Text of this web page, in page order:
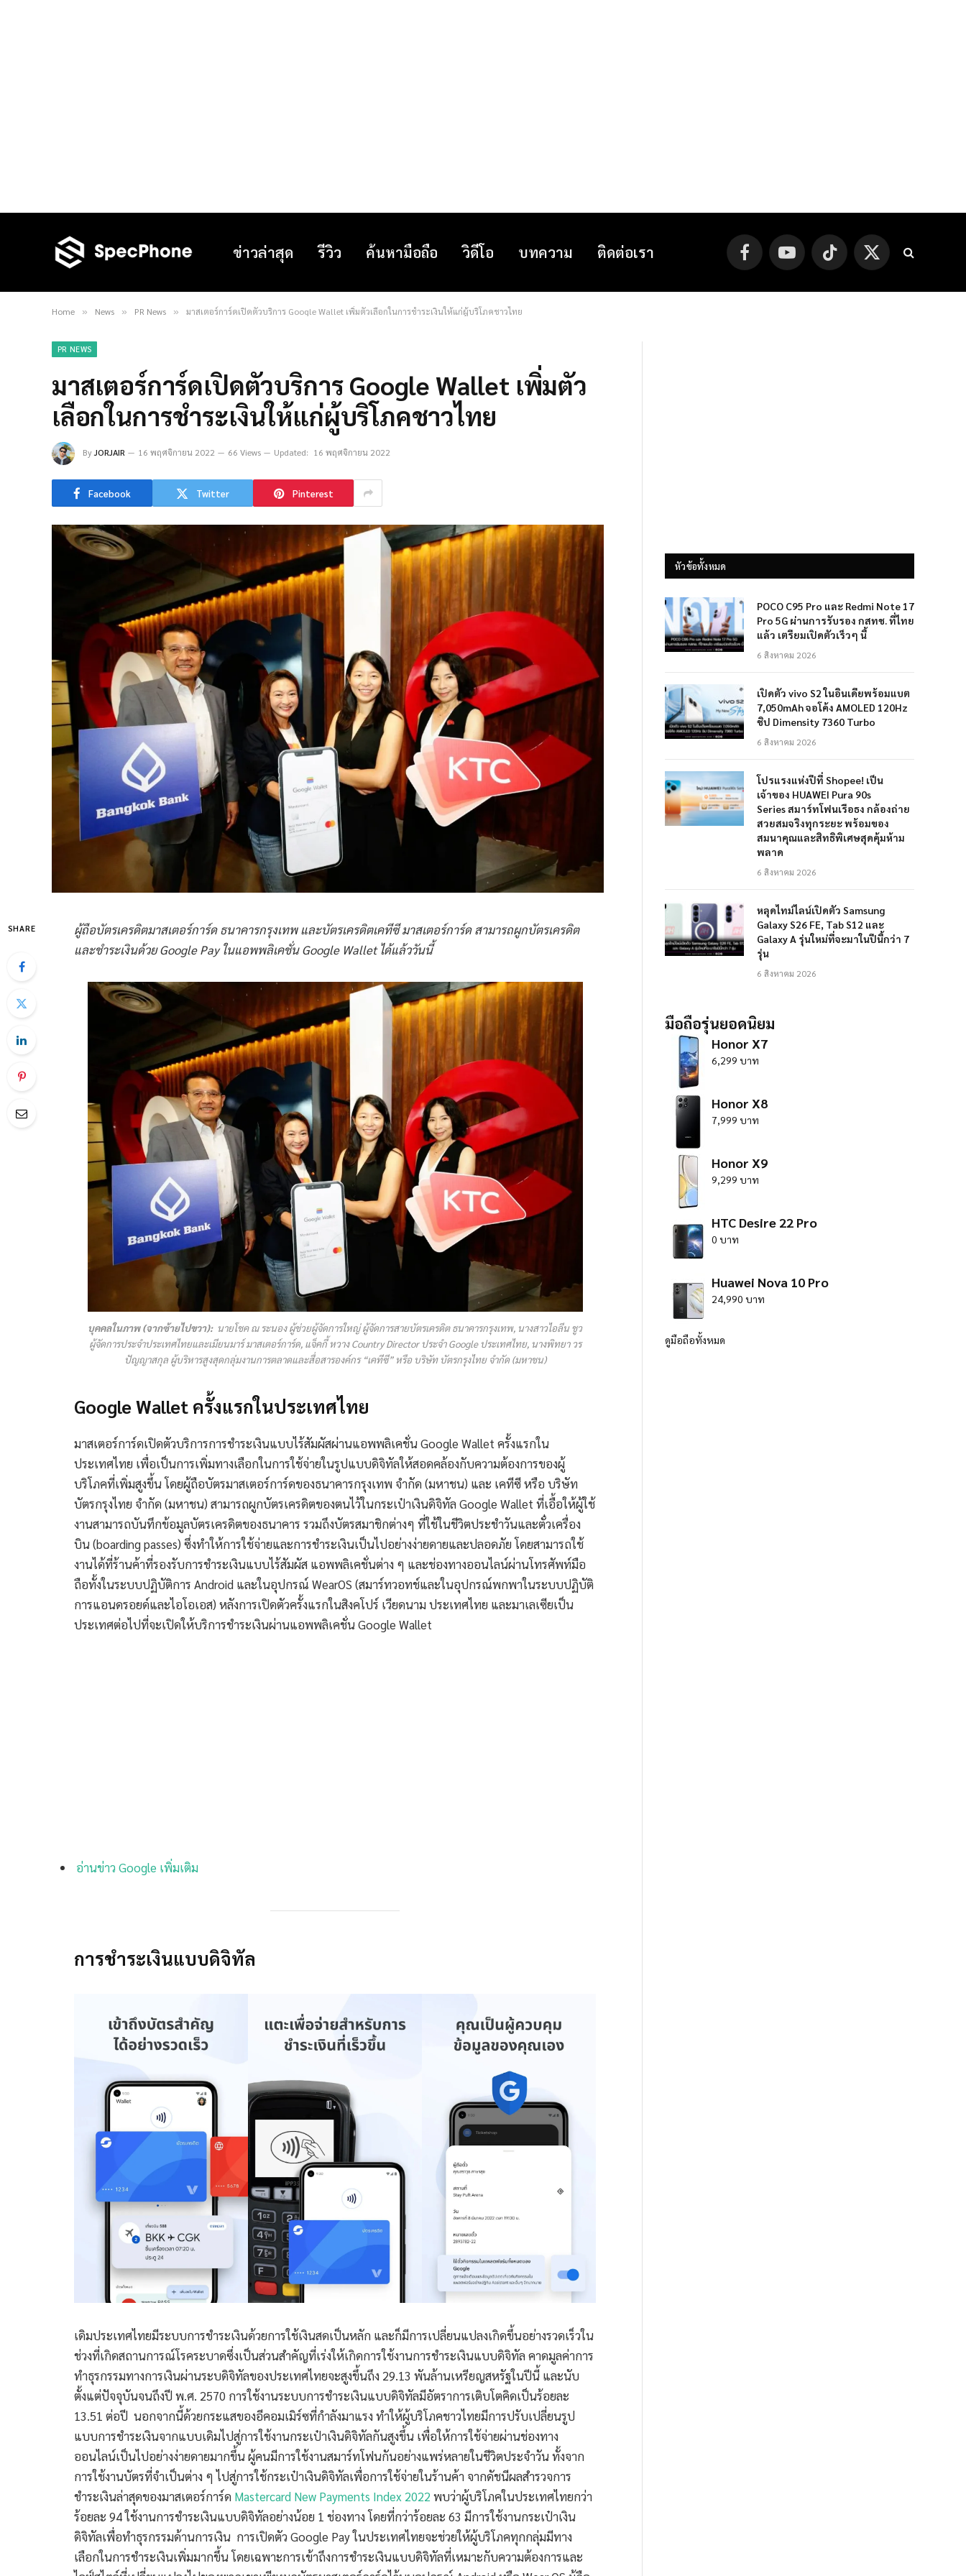
ข่าวล่าสุด รีวิว ค้นหามือถือ วิดีโอ บทความ ติดต่อเรา FacebookYouTube TikTok
X
(Twitter)
Home » News » PR News » มาสเตอร์การ์ดเปิดตัวบริการ Google Wallet เพิ่มตัวเลือกในการชำระเงินให้แก่ผู้บริโภคชาวไทย
PR NEWS
มาสเตอร์การ์ดเปิดตัวบริการ Google Wallet เพิ่มตัว
เลือกในการชำระเงินให้แก่ผู้บริโภคชาวไทย
ByJORJAIR 16 พฤศจิกายน 2022 66 Views Updated: 16 พฤศจิกายน 2022
Facebook Twitter Pinterest
SHARE
ผู้ถือบัตรเครดิตมาสเตอร์การ์ด ธนาคารกรุงเทพ และบัตรเครดิตเคทีซี มาสเตอร์การ์ด สามารถผูกบัตรเครดิต
และชำระเงินด้วย Google Pay ในแอพพลิเคชั่น Google Wallet ได้แล้ววันนี้
บุคคลในภาพ (จากซ้ายไปขวา):นายโชค ณ ระนอง ผู้ช่วยผู้จัดการใหญ่ ผู้จัดการสายบัตรเครดิต ธนาคารกรุงเทพ, นางสาวไอลีน ชูว
ผู้จัดการประจำประเทศไทยและเมียนมาร์ มาสเตอร์การ์ด, แจ็คกี้ หวาง Country Director ประจำ Google ประเทศไทย, นางพิทยา วร
ปัญญาสกุล ผู้บริหารสูงสุดกลุ่มงานการตลาดและสื่อสารองค์กร “เคทีซี” หรือ บริษัท บัตรกรุงไทย จำกัด (มหาชน)
Google Wallet ครั้งแรกในประเทศไทย
มาสเตอร์การ์ดเปิดตัวบริการการชำระเงินแบบไร้สัมผัสผ่านแอพพลิเคชั่น Google Wallet ครั้งแรกใน
ประเทศไทย เพื่อเป็นการเพิ่มทางเลือกในการใช้จ่ายในรูปแบบดิจิทัลให้สอดคล้องกับความต้องการของผู้
บริโภคที่เพิ่มสูงขึ้น โดยผู้ถือบัตรมาสเตอร์การ์ดของธนาคารกรุงเทพ จำกัด (มหาชน) และ เคทีซี หรือ บริษัท
บัตรกรุงไทย จำกัด (มหาชน) สามารถผูกบัตรเครดิตของตนไว้ในกระเป๋าเงินดิจิทัล Google Wallet ที่เอื้อให้ผู้ใช้
งานสามารถบันทึกข้อมูลบัตรเครดิตของธนาคาร รวมถึงบัตรสมาชิกต่างๆ ที่ใช้ในชีวิตประชำวันและตั๋วเครื่อง
บิน (boarding passes) ซึ่งทำให้การใช้จ่ายและการชำระเงินเป็นไปอย่างง่ายดายและปลอดภัย โดยสามารถใช้
งานได้ที่ร้านค้าที่รองรับการชำระเงินแบบไร้สัมผัส แอพพลิเคชั่นต่าง ๆ และช่องทางออนไลน์ผ่านโทรศัพท์มือ
ถือทั้งในระบบปฏิบัติการ Android และในอุปกรณ์ WearOS (สมาร์ทวอทช์และในอุปกรณ์พกพาในระบบปฏิบัติ
การแอนดรอยด์และไอโอเอส) หลังการเปิดตัวครั้งแรกในสิงคโปร์ เวียดนาม ประเทศไทย และมาเลเซียเป็น
ประเทศต่อไปที่จะเปิดให้บริการชำระเงินผ่านแอพพลิเคชั่น Google Wallet
อ่านข่าว Google เพิ่มเติม
การชำระเงินแบบดิจิทัล
เดิมประเทศไทยมีระบบการชำระเงินด้วยการใช้เงินสดเป็นหลัก และก็มีการเปลี่ยนแปลงเกิดขึ้นอย่างรวดเร็วใน
ช่วงที่เกิดสถานการณ์โรคระบาดซึ่งเป็นส่วนสำคัญที่เร่งให้เกิดการใช้งานการชำระเงินแบบดิจิทัล คาดมูลค่าการ
ทำธุรกรรมทางการเงินผ่านระบดิจิทัลของประเทศไทยจะสูงขึ้นถึง 29.13 พันล้านเหรียญสหรัฐในปีนี้ และนับ
ตั้งแต่ปัจจุบันจนถึงปี พ.ศ. 2570 การใช้งานระบบการชำระเงินแบบดิจิทัลมีอัตราการเติบโตคิดเป็นร้อยละ
13.51 ต่อปี นอกจากนี้ด้วยกระแสของอีคอมเมิร์ซที่กำลังมาแรง ทำให้ผู้บริโภคชาวไทยมีการปรับเปลี่ยนรูป
แบบการชำระเงินจากแบบเดิมไปสู่การใช้งานกระเป๋าเงินดิจิทัลกันสูงขึ้น เพื่อให้การใช้จ่ายผ่านช่องทาง
ออนไลน์เป็นไปอย่างง่ายดายมากขึ้น ผู้คนมีการใช้งานสมาร์ทโฟนกันอย่างแพร่หลายในชีวิตประจำวัน ทั้งจาก
การใช้งานบัตรที่จำเป็นต่าง ๆ ไปสู่การใช้กระเป๋าเงินดิจิทัลเพื่อการใช้จ่ายในร้านค้า จากดัชนีผลสำรวจการ
ชำระเงินล่าสุดของมาสเตอร์การ์ด Mastercard New Payments Index 2022 พบว่าผู้บริโภคในประเทศไทยกว่า
ร้อยละ 94 ใช้งานการชำระเงินแบบดิจิทัลอย่างน้อย 1 ช่องทาง โดยที่กว่าร้อยละ 63 มีการใช้งานกระเป๋าเงิน
ดิจิทัลเพื่อทำธุรกรรมด้านการเงิน การเปิดตัว Google Pay ในประเทศไทยจะช่วยให้ผู้บริโภคทุกกลุ่มมีทาง
เลือกในการชำระเงินเพิ่มมากขึ้น โดยเฉพาะการเข้าถึงการชำระเงินแบบดิจิทัลที่เหมาะกับความต้องการและ
หัวข้อทั้งหมด
POCO C95 Pro และ Redmi Note 17
Pro 5G ผ่านการรับรอง กสทช. ที่ไทย
แล้ว เตรียมเปิดตัวเร็วๆ นี้
6 สิงหาคม 2026
เปิดตัว vivo S2 ในอินเดียพร้อมแบต
7,050mAh จอโค้ง AMOLED 120Hz
ชิป Dimensity 7360 Turbo
6 สิงหาคม 2026
โปรแรงแห่งปีที่ Shopee! เป็น
เจ้าของ HUAWEI Pura 90s
Series สมาร์ทโฟนเรือธง กล้องถ่าย
สวยสมจริงทุกระยะ พร้อมของ
สมนาคุณและสิทธิพิเศษสุดคุ้มห้าม
พลาด
6 สิงหาคม 2026
หลุดไทม์ไลน์เปิดตัว Samsung
Galaxy S26 FE, Tab S12 และ
Galaxy A รุ่นใหม่ที่จะมาในปีนี้กว่า 7
รุ่น
6 สิงหาคม 2026
มือถือรุ่นยอดนิยม
Honor X7
6,299 บาท
Honor X8
7,999 บาท
Honor X9
9,299 บาท
HTC Desire 22 Pro
0 บาท
Huawei Nova 10 Pro
24,990 บาท
ดูมือถือทั้งหมด